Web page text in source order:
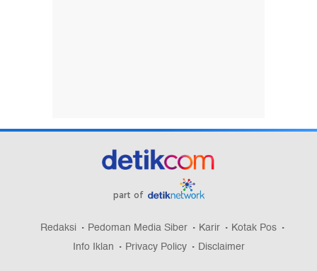
part of
Redaksi Pedoman Media Siber Karir
Kotak Pos
Info Iklan
Privacy Policy Disclaimer